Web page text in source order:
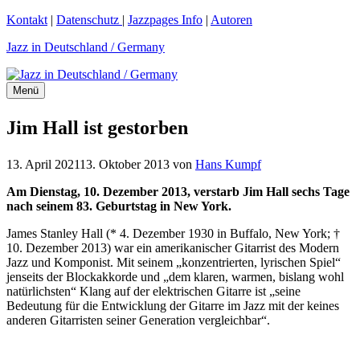
Zum
springen
Kontakt | Datenschutz | Jazzpages Info | Autoren
Jazz in Deutschland / Germany
Menü
Jim Hall ist gestorben
13. April 202113. Oktober 2013 von Hans Kumpf
Am Dienstag, 10. Dezember 2013, verstarb Jim Hall sechs Tage
nach seinem 83. Geburtstag in New York.
James Stanley Hall (* 4. Dezember 1930 in Buffalo, New York; †
10. Dezember 2013) war ein amerikanischer Gitarrist des Modern
Jazz und Komponist. Mit seinem „konzentrierten, lyrischen Spiel“
jenseits der Blockakkorde und „dem klaren, warmen, bislang wohl
natürlichsten“ Klang auf der elektrischen Gitarre ist „seine
Bedeutung für die Entwicklung der Gitarre im Jazz mit der keines
anderen Gitarristen seiner Generation vergleichbar“.